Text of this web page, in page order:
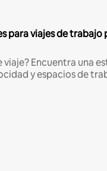
para viajes de trabajo
viaje? Encuentra una
y espacios de